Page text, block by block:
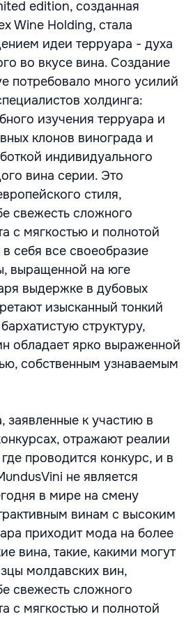
edition, созданная
Wine Holding, стала
идеи терруара - духа
во вкусе вина. Создание
потребовало много усилий
холдинга:
изучения терруара и
клонов винограда и
индивидуального
вина серии. Это
стиля,
свежесть сложного
с мягкостью и полнотой
себя все своеобразие
выращенной на юге
выдержке в дубовых
изысканный тонкий
структуру,
обладает ярко выраженной
собственным узнаваемым
заявленные к участию в
отражают реалии
проводится конкурс, и в
не является
в мире на смену
винам с высоким
приходит мода на более
вина, такие, какими могут
молдавских вин,
свежесть сложного
с мягкостью и полнотой